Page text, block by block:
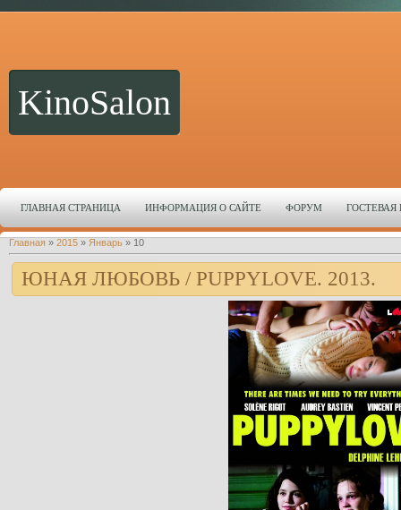
KinoSalon
ГЛАВНАЯ СТРАНИЦА ИНФОРМАЦИЯ О САЙТЕ ФОРУМ ГОСТЕВАЯ
Главная » 2015 » Январь » 10
ЮНАЯ ЛЮБОВЬ / PUPPYLOVE. 2013.